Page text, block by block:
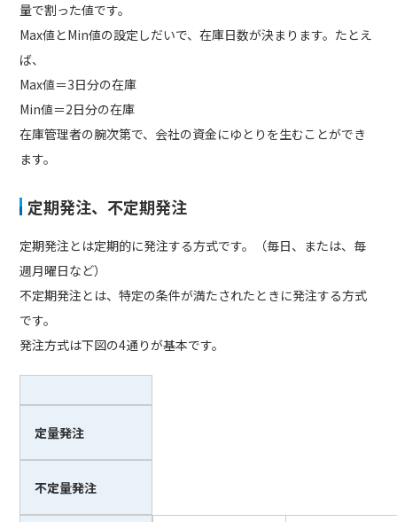
量で割った値です。
Max値とMin値の設定しだいで、在庫日数が決まります。たとえ
ば、
Max値＝3日分の在庫
Min値＝2日分の在庫
在庫管理者の腕次第で、会社の資金にゆとりを生むことができ
ます。
定期発注、不定期発注
定期発注とは定期的に発注する方式です。（毎日、または、毎
週月曜日など）
不定期発注とは、特定の条件が満たされたときに発注する方式
です。
発注方式は下図の4通りが基本です。
定量発注
不定量発注